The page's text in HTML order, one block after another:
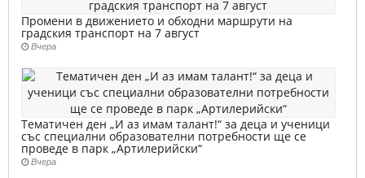
Промени в движението и обходни маршрути на
градския транспорт на 7 август
Вчера
Тематичен ден „И аз имам талант!“ за деца и ученици
със специални образователни потребности ще се
проведе в парк „Артилерийски“
Вчера